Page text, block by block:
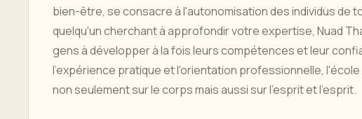
bien-être, se consacre à l'autonomisation des individus de
quelqu'un cherchant à approfondir votre expertise, Nuad
gens à développer à la fois leurs compétences et leur
l'expérience pratique et l'orientation professionnelle,
non seulement sur le corps mais aussi sur l'esprit et l'esprit.